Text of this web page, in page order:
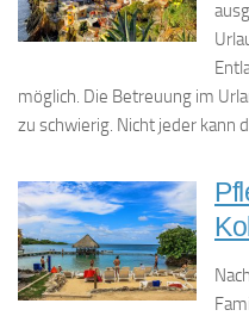
möglich. Die Betreuung im
zu schwierig. Nicht jeder kann